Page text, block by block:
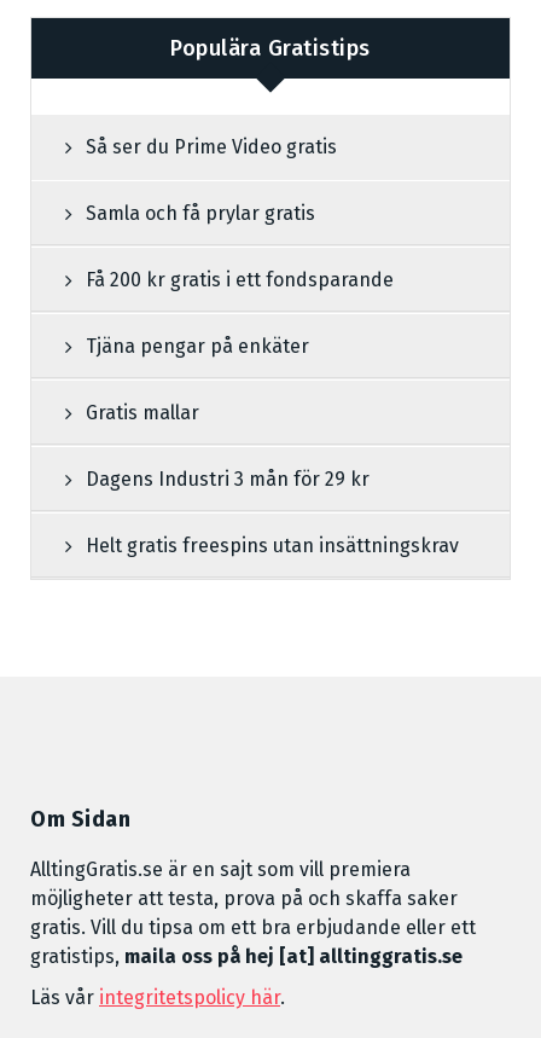
Populära Gratistips
Så ser du Prime Video gratis
Samla och få prylar gratis
Få 200 kr gratis i ett fondsparande
Tjäna pengar på enkäter
Gratis mallar
Dagens Industri 3 mån för 29 kr
Helt gratis freespins utan insättningskrav
Om Sidan
AlltingGratis.se är en sajt som vill premiera
möjligheter att testa, prova på och skaffa saker
gratis. Vill du tipsa om ett bra erbjudande eller ett
gratistips, maila oss på hej [at] alltinggratis.se
Läs vår integritetspolicy här.